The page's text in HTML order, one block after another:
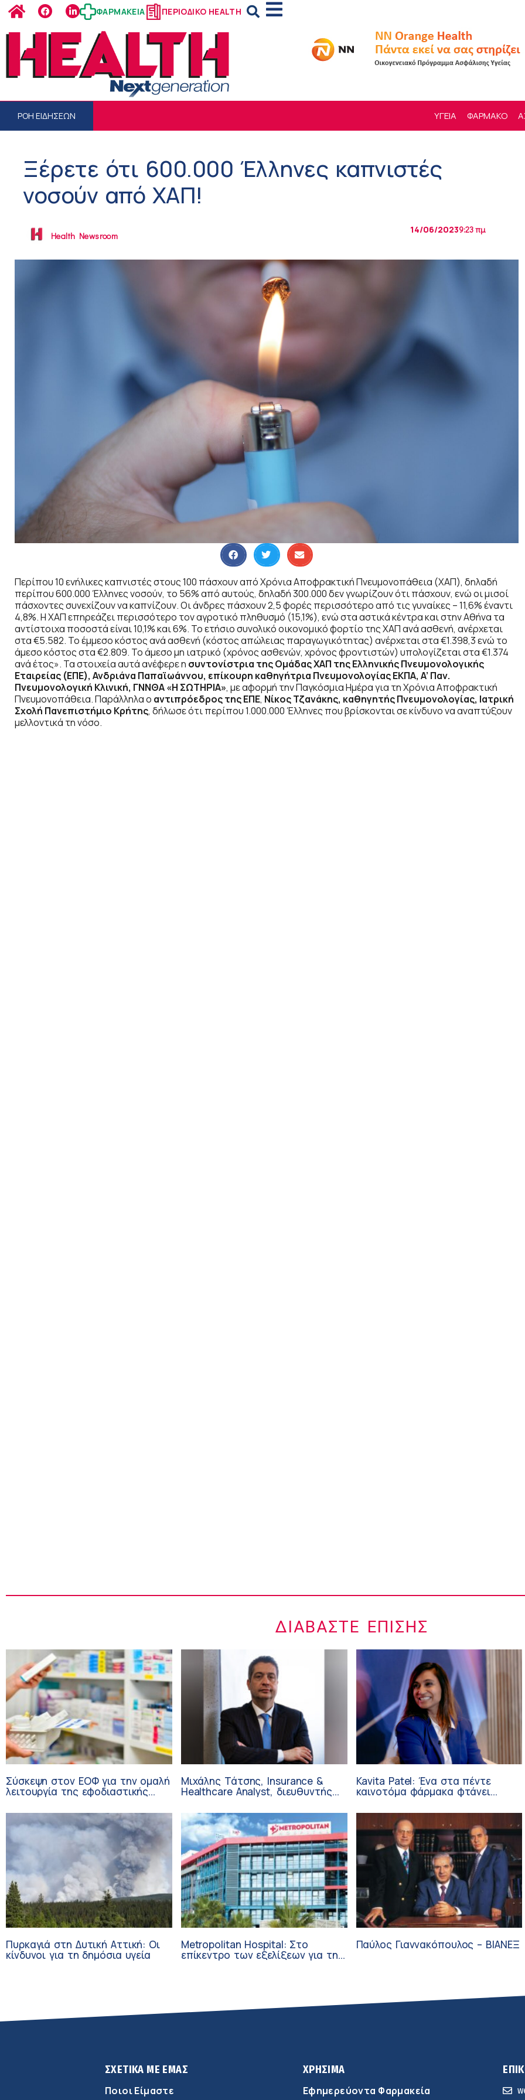
ΦΑΡΜΑΚΕΙΑ ΠΕΡΙΟΔΙΚΟ HEALTH
ΡΟΗ ΕΙΔΗΣΕΩΝ ΥΓΕΙΑ ΦΑΡΜΑΚΟ
Ξέρετε ότι 600.000 Έλληνες καπνιστές
νοσούν από ΧΑΠ!
Health Newsroom
14/06/20239:23 πμ
Περίπου 10 ενήλικες καπνιστές στους 100 πάσχουν από Χρόνια Αποφρακτική Πνευμονοπάθεια (ΧΑΠ), δηλαδή
περίπου 600.000 Έλληνες νοσούν, το 56% από αυτούς, δηλαδή 300.000 δεν γνωρίζουν ότι πάσχουν, ενώ οι μισοί
πάσχοντες συνεχίζουν να καπνίζουν. Οι άνδρες πάσχουν 2,5 φορές περισσότερο από τις γυναίκες – 11,6% έναντι
4,8%. Η ΧΑΠ επηρεάζει περισσότερο τον αγροτικό πληθυσμό (15,1%), ενώ στα αστικά κέντρα και στην Αθήνα τα
αντίστοιχα ποσοστά είναι 10,1% και 6%. Το ετήσιο συνολικό οικονομικό φορτίο της ΧΑΠ ανά ασθενή, ανέρχεται
στα €5.582. Το έμμεσο κόστος ανά ασθενή (κόστος απώλειας παραγωγικότητας) ανέρχεται στα €1.398,3 ενώ το
άμεσο κόστος στα €2.809. Το άμεσο μη ιατρικό (χρόνος ασθενών, χρόνος φροντιστών) υπολογίζεται στα €1.374
ανά έτος». Τα στοιχεία αυτά ανέφερε η συντονίστρια της Ομάδας ΧΑΠ της Ελληνικής Πνευμονολογικής
Εταιρείας (ΕΠΕ), Ανδριάνα Παπαϊωάννου, επίκουρη καθηγήτρια Πνευμονολογίας ΕΚΠΑ, A’ Παν.
Πνευμονολογική Κλινική, ΓΝΝΘΑ «Η ΣΩΤΗΡΙΑ», με αφορμή την Παγκόσμια Ημέρα για τη Χρόνια Αποφρακτική
Πνευμονοπάθεια. Παράλληλα ο αντιπρόεδρος της ΕΠΕ, Νίκος Τζανάκης, καθηγητής Πνευμονολογίας, Ιατρική
Σχολή Πανεπιστήμιο Κρήτης, δήλωσε ότι περίπου 1.000.000 Έλληνες που βρίσκονται σε κίνδυνο να αναπτύξουν
μελλοντικά τη νόσο.
ΔΙΑΒΆΣΤΕ ΕΠΊΣΗΣ
Σύσκεψη στον ΕΟΦ για την ομαλή
λειτουργία της εφοδιαστικής
διάρκεια του καλοκαιριού
Μιχάλης Τάτσης, Insurance &
Healthcare Analyst, διευθυντής
Ομίλου HHG
Kavita Patel: Ένα στα πέντε
καινοτόμα φάρμακα φτάνει
Πυρκαγιά στη Δυτική Αττική: Οι
κίνδυνοι για τη δημόσια υγεία
Metropolitan Hospital: Στο
επίκεντρο των εξελίξεων για την
Παύλος Γιαννακόπουλος – ΒΙΑΝΕΞ
ΣΧΕΤΙΚΑ ΜΕ ΕΜΑΣ
Ποιοι Είμαστε
ΧΡΗΣΙΜΑ
Εφημερεύοντα Φαρμακεία